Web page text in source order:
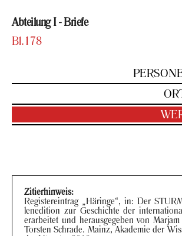
Ab­tei­lung I - Brie­fe
Bl.178
Zi­tier­hin­weis:
Re­gis­ter­ein­trag „Hä­rin­ge“, in: Der
len­edi­ti­on zur Ge­schich­te der
er­ar­bei­tet und her­aus­ge­ge­ben von
Tors­ten Schra­de. Mainz, Aka­de­mie der